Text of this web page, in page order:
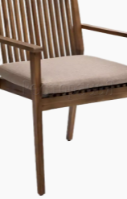
Столы
Мягкая
Мебель
Барные